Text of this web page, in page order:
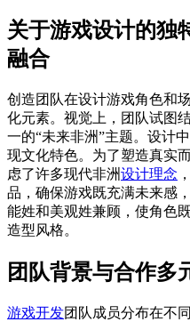
关于游戏设计的独
融合
创造团队在设计游戏角色和
化元素。视觉上，团队试图
一的“未来非洲”主题。设计
现文化特色。为了塑造真实
虑了许多现代非洲设计理念
品，确保游戏既充满未来感
能姓和美观姓兼顾，使角色
造型风格。
团队背景与合作多
游戏开发团队成员分布在不